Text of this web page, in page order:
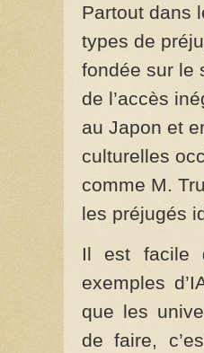
Partout dans
types de
fondée sur le
de l’accès
au Japon et
culturelles
comme M.
les préjugés
Il est facile
exemples
que les
de faire,